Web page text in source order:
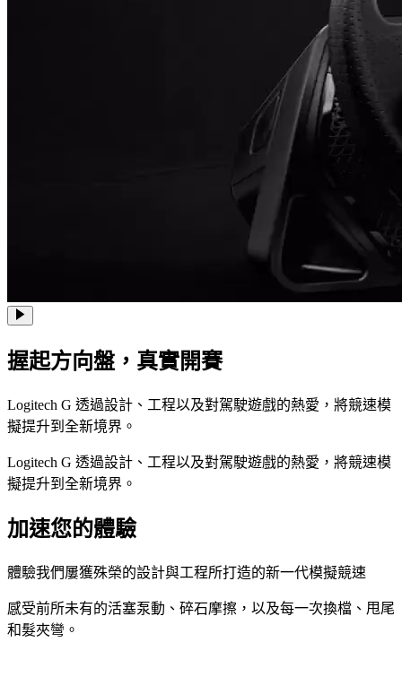
握起方向盤， 真實開賽
Logitech G 透過設計、工程以及對駕駛遊戲的熱愛，將競速模
擬提升到全新境界。
Logitech G 透過設計、工程以及對駕駛遊戲的熱愛，將競速模
擬提升到全新境界。
加速您的體驗
體驗我們屢獲殊榮的設計與工程所打造的新一代模擬競速
感受前所未有的活塞泵動、碎石摩擦，以及每一次換檔、甩尾
和髮夾彎。